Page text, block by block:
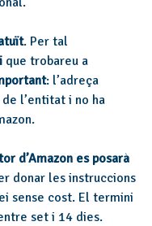
. Per tal
que trobareu a
: l’adreça
l’entitat i no ha
d’Amazon es posarà
donar les instruccions
sense cost. El termini
set i 14 dies.